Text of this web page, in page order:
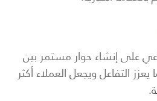
على إنشاء حوار مستمر بين
التفاعل ويجعل العملاء أكثر